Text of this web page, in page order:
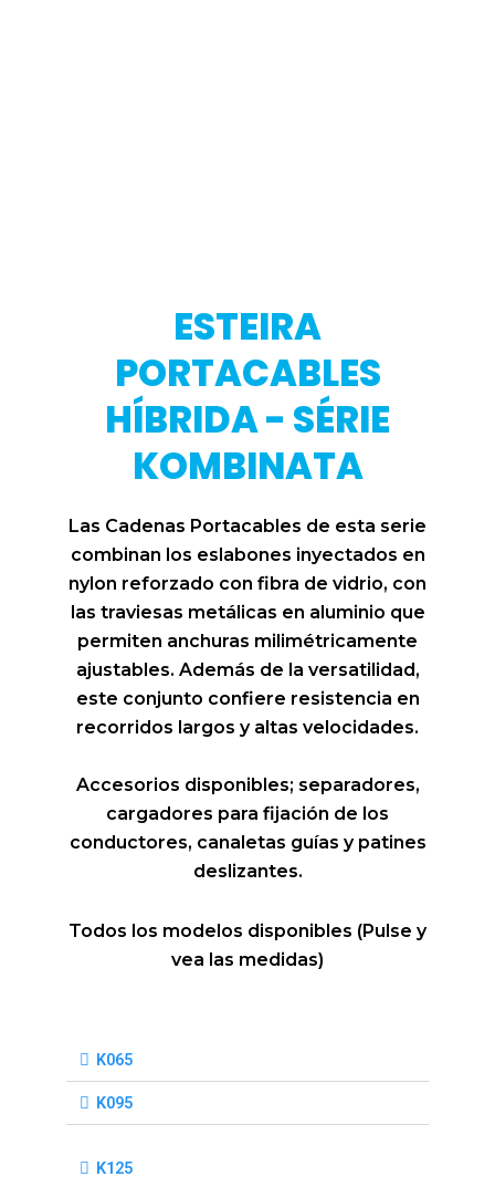
ESTEIRA
PORTACABLES
HÍBRIDA - SÉRIE
KOMBINATA
Las Cadenas Portacables de esta serie
combinan los eslabones inyectados en
nylon reforzado con fibra de vidrio, con
las traviesas metálicas en aluminio que
permiten anchuras milimétricamente
ajustables. Además de la versatilidad,
este conjunto confiere resistencia en
recorridos largos y altas velocidades.
Accesorios disponibles; separadores,
cargadores para fijación de los
conductores, canaletas guías y patines
deslizantes.
Todos los modelos disponibles (Pulse y
vea las medidas)
K065
K095
K125